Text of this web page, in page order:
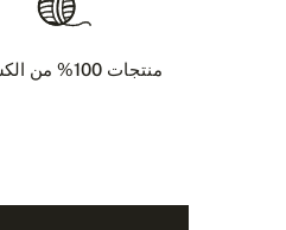
منتجات 100% من الكشمير